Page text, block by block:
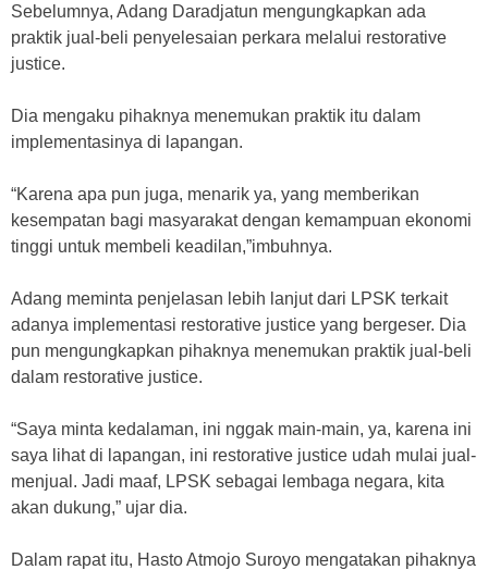
Sebelumnya, Adang Daradjatun mengungkapkan ada
praktik jual-beli penyelesaian perkara melalui restorative
justice.
Dia mengaku pihaknya menemukan praktik itu dalam
implementasinya di lapangan.
“Karena apa pun juga, menarik ya, yang memberikan
kesempatan bagi masyarakat dengan kemampuan ekonomi
tinggi untuk membeli keadilan,”imbuhnya.
Adang meminta penjelasan lebih lanjut dari LPSK terkait
adanya implementasi restorative justice yang bergeser. Dia
pun mengungkapkan pihaknya menemukan praktik jual-beli
dalam restorative justice.
“Saya minta kedalaman, ini nggak main-main, ya, karena ini
saya lihat di lapangan, ini restorative justice udah mulai jual-
menjual. Jadi maaf, LPSK sebagai lembaga negara, kita
akan dukung,” ujar dia.
Dalam rapat itu, Hasto Atmojo Suroyo mengatakan pihaknya